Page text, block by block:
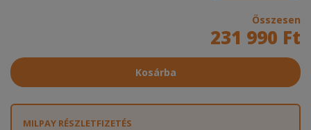
Összesen
231 990 Ft
Kosárba
MILPAY RÉSZLETFIZETÉS